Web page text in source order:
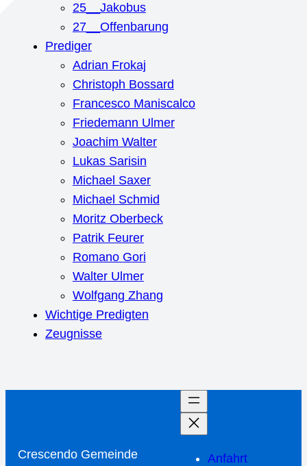
25__Jakobus
27__Offenbarung
Prediger
Adrian Frokaj
Christoph Bossard
Francesco Maniscalco
Friedemann Ulmer
Joachim Walter
Lukas Sarisin
Michael Saxer
Michael Schmid
Moritz Oberbeck
Patrik Feurer
Romano Gori
Walter Ulmer
Wolfgang Zhang
Wichtige Predigten
Zeugnisse
Crescendo Gemeinde Anfahrt